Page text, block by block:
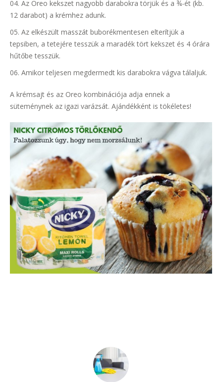
Az Oreo kekszet nagyobb darabokra törjük és a ¾-ét (kb.
12 darabot) a krémhez adunk.
Az elkészült masszát buborékmentesen elterítjük a
tepsiben, a tetejére tesszük a maradék tört kekszet és 4 órára
hűtőbe tesszük.
Amikor teljesen megdermedt kis darabokra vágva tálaljuk.
A krémsajt és az Oreo kombinációja adja ennek a
süteménynek az igazi varázsát. Ajándékként is tökéletes!